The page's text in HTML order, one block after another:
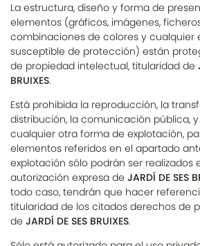
La estructura, diseño y forma de
elementos (gráficos, imágenes,
combinaciones de colores y cualquier
susceptible de protección) están
de propiedad intelectual, titularidad de
BRUIXES.
Está prohibida la reproducción, la
distribución, la comunicación pública,
cualquier otra forma de explotación,
elementos referidos en el apartado
explotación sólo podrán ser realizados
autorización expresa de JARDÍ DE SES
todo caso, tendrán que hacer
titularidad de los citados derechos de
de JARDÍ DE SES BRUIXES.